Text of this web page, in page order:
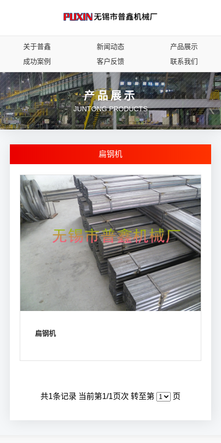
关于普鑫 新闻动态
产品展示
成功案例
客户反馈 联系我们
产品展示
JUNTONG PRODUCTS
扁钢机
扁钢机
共1条记录 当前第1/1页次 转至第 页